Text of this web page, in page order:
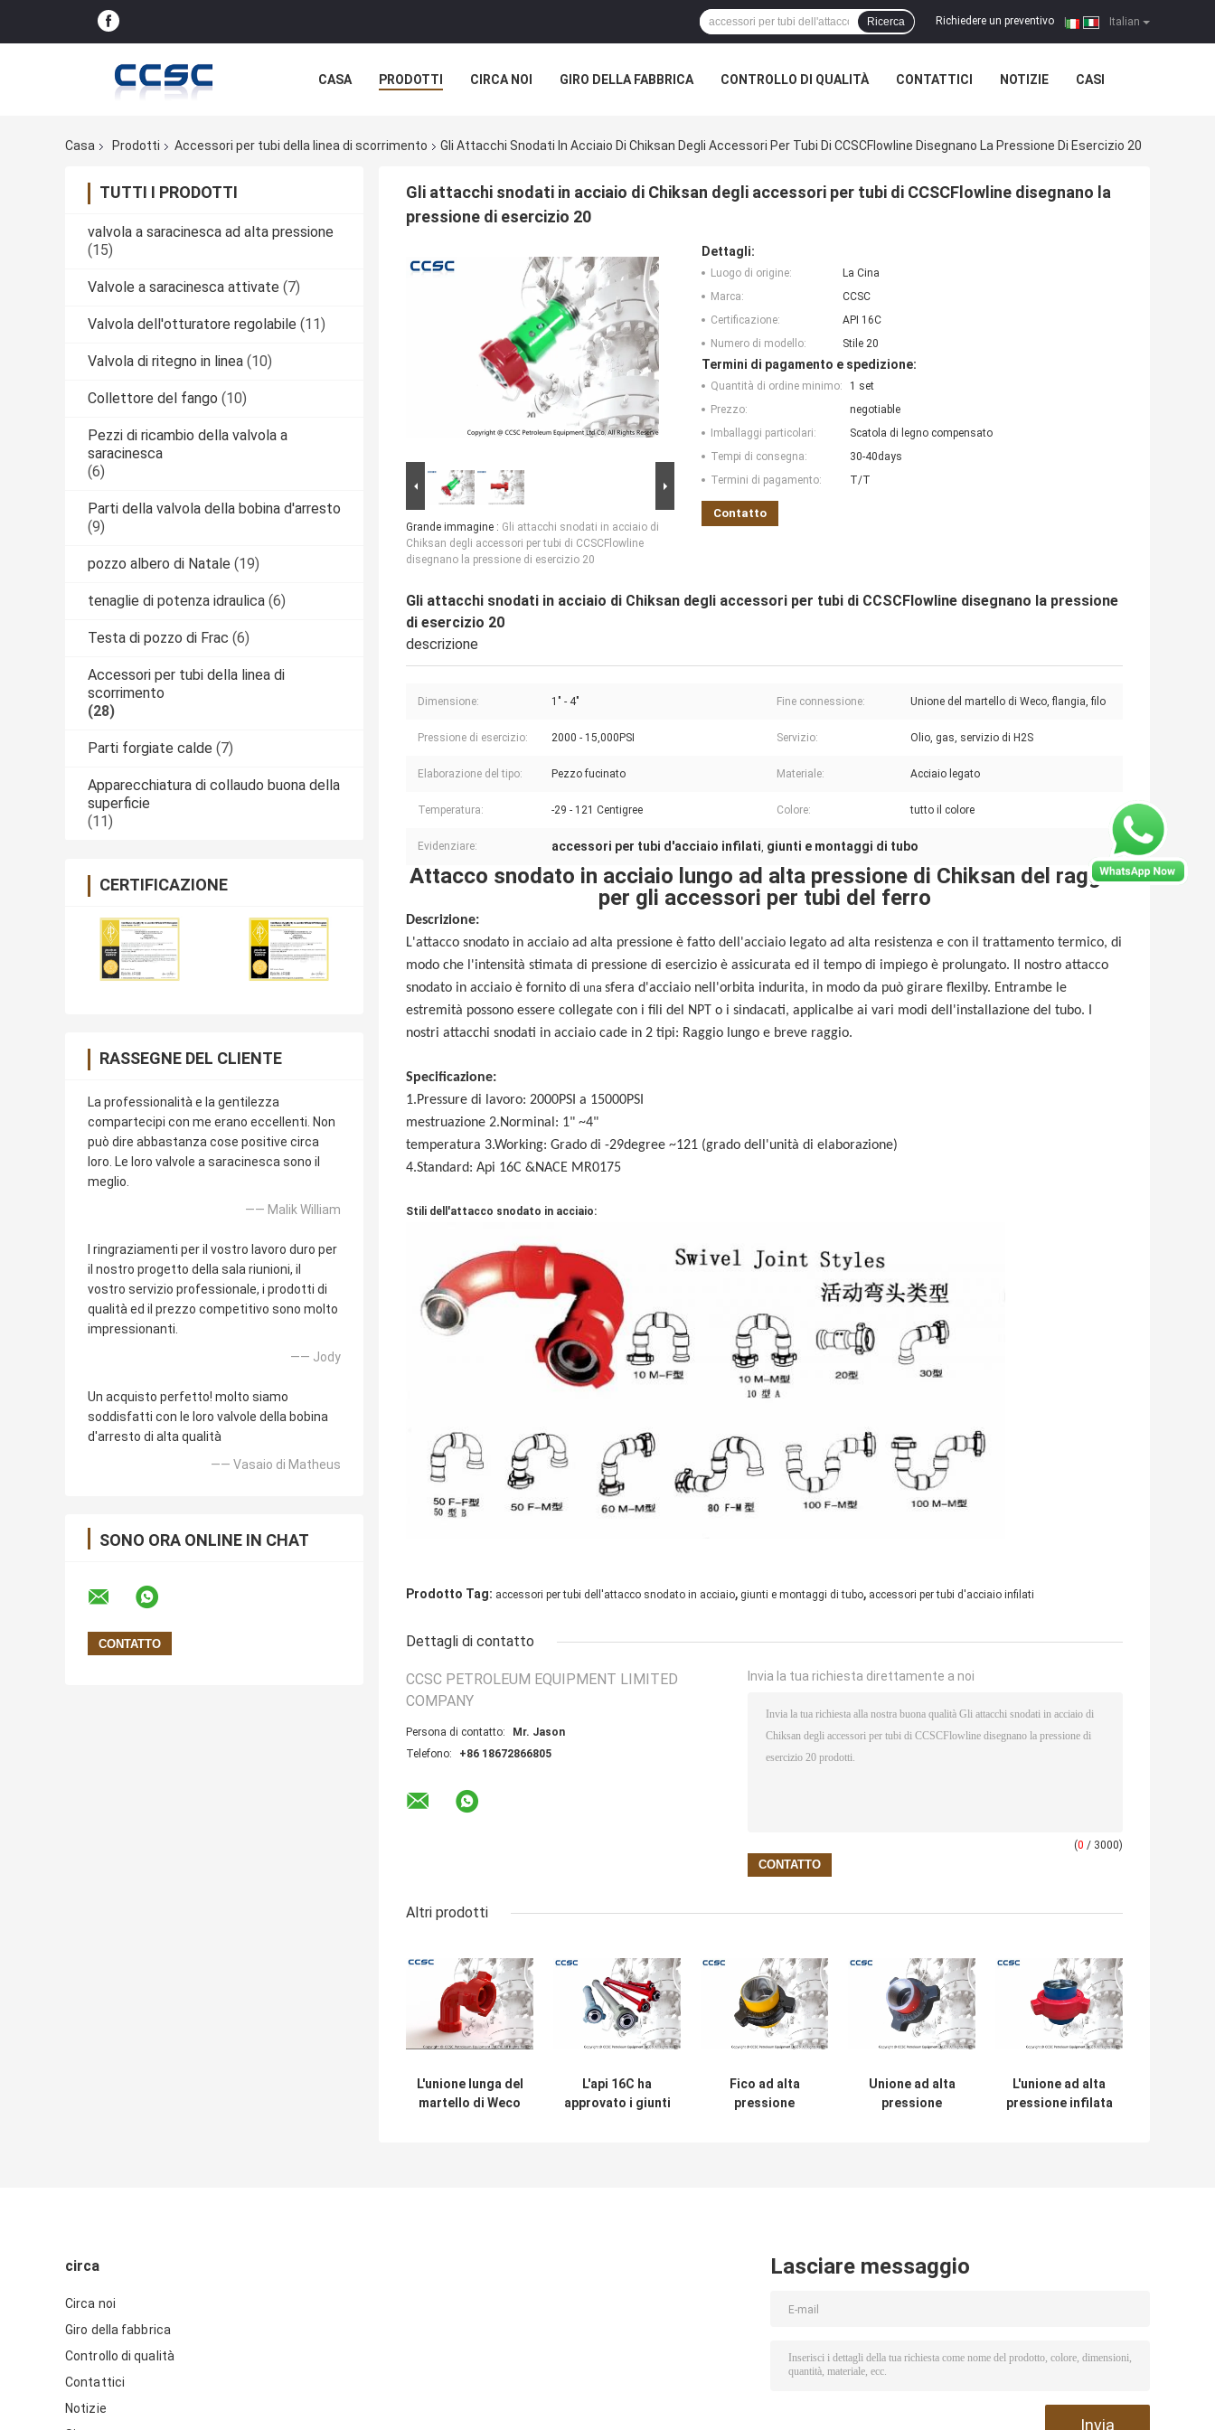
Italian
Richiedere un preventivo |
Ricerca
CASA PRODOTTI CIRCA NOI GIRO DELLA FABBRICA CONTROLLO DI QUALITÀ CONTATTICI NOTIZIE CASI
Casa Prodotti Accessori per tubi della linea di scorrimento Gli Attacchi Snodati In Acciaio Di Chiksan Degli Accessori Per Tubi Di CCSCFlowline Disegnano La Pressione Di Esercizio 20
TUTTI I PRODOTTI
valvola a saracinesca ad alta pressione
(15)
Valvole a saracinesca attivate (7)
Valvola dell'otturatore regolabile (11)
Valvola di ritegno in linea (10)
Collettore del fango (10)
Pezzi di ricambio della valvola a
saracinesca
(6)
Parti della valvola della bobina d'arresto
(9)
pozzo albero di Natale (19)
tenaglie di potenza idraulica (6)
Testa di pozzo di Frac (6)
Accessori per tubi della linea di
scorrimento
(28)
Parti forgiate calde (7)
Apparecchiatura di collaudo buona della
superficie
(11)
CERTIFICAZIONE
RASSEGNE DEL CLIENTE
La professionalità e la gentilezza
compartecipi con me erano eccellenti. Non
può dire abbastanza cose positive circa
loro. Le loro valvole a saracinesca sono il
meglio.
—— Malik William
I ringraziamenti per il vostro lavoro duro per
il nostro progetto della sala riunioni, il
vostro servizio professionale, i prodotti di
qualità ed il prezzo competitivo sono molto
impressionanti.
—— Jody
Un acquisto perfetto! molto siamo
soddisfatti con le loro valvole della bobina
d'arresto di alta qualità
—— Vasaio di Matheus
SONO ORA ONLINE IN CHAT
Gli attacchi snodati in acciaio di Chiksan degli accessori per tubi di CCSCFlowline disegnano la
pressione di esercizio 20
Grande immagine : Gli attacchi snodati in acciaio di
Chiksan degli accessori per tubi di CCSCFlowline
disegnano la pressione di esercizio 20
Dettagli:
Luogo di origine:
La Cina
Marca:
CCSC
Certificazione:
API 16C
Numero di modello:
Stile 20
Termini di pagamento e spedizione:
Quantità di ordine minimo:
1 set
Prezzo:
negotiable
Imballaggi particolari:
Scatola di legno compensato
Tempi di consegna:
30-40days
Termini di pagamento:
T/T
Contatto
Gli attacchi snodati in acciaio di Chiksan degli accessori per tubi di CCSCFlowline disegnano la pressione
di esercizio 20
descrizione
Dimensione: 1" - 4" Fine connessione: Unione del martello di Weco, flangia, filo
Pressione di esercizio: 2000 - 15,000PSI Servizio: Olio, gas, servizio di H2S
Elaborazione del tipo: Pezzo fucinato Materiale: Acciaio legato
Temperatura: -29 - 121 Centigree Colore: tutto il colore
Evidenziare: accessori per tubi d'acciaio infilati, giunti e montaggi di tubo
Attacco snodato in acciaio lungo ad alta pressione di Chiksan del raggio
per gli accessori per tubi del ferro
Descrizione:
L'attacco snodato in acciaio ad alta pressione è fatto dell'acciaio legato ad alta resistenza e con il trattamento termico, di
modo che l'intensità stimata di pressione di esercizio è assicurata ed il tempo di impiego è prolungato. Il nostro attacco
snodato in acciaio è fornito di una sfera d'acciaio nell'orbita indurita, in modo da può girare flexilby. Entrambe le
estremità possono essere collegate con i fili del NPT o i sindacati, applicalbe ai vari modi dell'installazione del tubo. I
nostri attacchi snodati in acciaio cade in 2 tipi: Raggio lungo e breve raggio.
Specificazione:
1.Pressure di lavoro: 2000PSI a 15000PSI
mestruazione 2.Norminal: 1" ~4"
temperatura 3.Working: Grado di -29degree ~121 (grado dell'unità di elaborazione)
4.Standard: Api 16C &NACE MR0175
Stili dell'attacco snodato in acciaio:
Prodotto Tag: accessori per tubi dell'attacco snodato in acciaio, giunti e montaggi di tubo, accessori per tubi d'acciaio infilati
Dettagli di contatto
CCSC PETROLEUM EQUIPMENT LIMITED
COMPANY
Persona di contatto:
Mr. Jason
Telefono:
+86 18672866805
Invia la tua richiesta direttamente a noi
(0 / 3000)
Altri prodotti
L'unione lunga del
martello di Weco
L'api 16C ha
approvato i giunti
Fico ad alta
pressione
Unione ad alta
pressione
L'unione ad alta
pressione infilata
circa
Circa noi
Giro della fabbrica
Controllo di qualità
Contattici
Notizie
Lasciare messaggio